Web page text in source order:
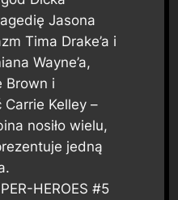
Jasona
Tima Drake’a i
Wayne’a,
Brown i
Kelley –
nosiło wielu,
jedną
HEROES #5